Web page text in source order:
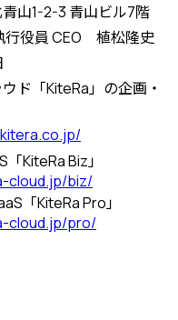
山1-2-3 青山ビル7階
行役員 CEO 植松隆史
ド「KiteRa」の企画・
KiteRa Biz」
cloud.jp/biz/
「KiteRa Pro」
cloud.jp/pro/